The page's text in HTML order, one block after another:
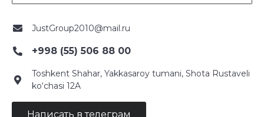
JustGroup2010@mail.ru
+998 (55) 506 88 00
Toshkent Shahar, Yakkasaroy tumani, Shota Rustaveli
ko‘chasi 12A
Написать в телеграм